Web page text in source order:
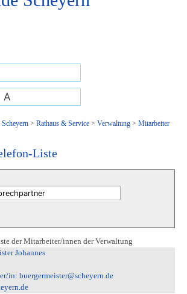
oder zur Startseite springen.
A
Scheyern> Rathaus & Service> Verwaltung> Mitarbeiter
Liste
der Mitarbeiter/innen der Verwaltung
Johannes